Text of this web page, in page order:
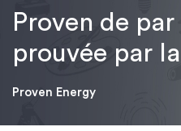
Proven de
prouvée par
Proven Energy